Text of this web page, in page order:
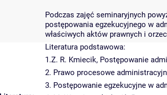
Podczas zajęć seminaryjnych
postępowania egzekucyjnego w
właściwych aktów prawnych i
Literatura podstawowa:
1.Z. R. Kmiecik, Postępowanie
2. Prawo procesowe
3. Postępowanie egzekucyjne w